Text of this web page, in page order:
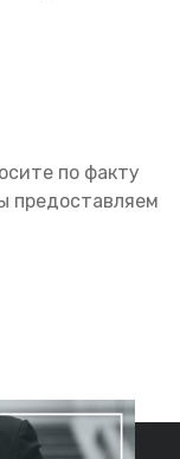
по факту
предоставляем